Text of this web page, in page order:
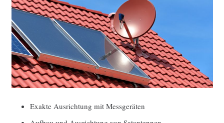
Exakte Ausrichtung mit Messgeräten